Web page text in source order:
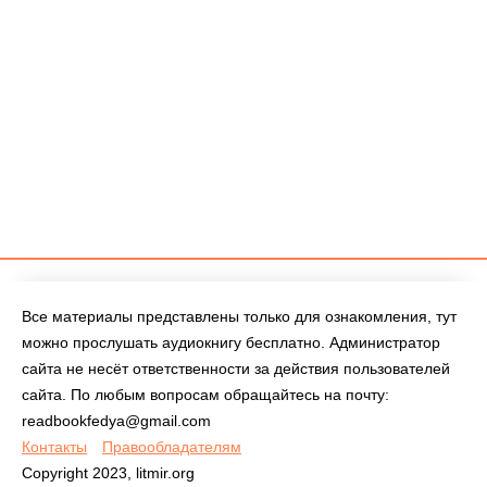
Все материалы представлены только для ознакомления, тут
можно прослушать аудиокнигу бесплатно. Администратор
сайта не несёт ответственности за действия пользователей
сайта. По любым вопросам обращайтесь на почту:
readbookfedya@gmail.com
Контакты
Правообладателям
Copyright 2023, litmir.org